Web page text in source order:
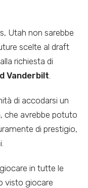
Utah non sarebbe
scelte al draft
richiesta di
Vanderbilt.
di accodarsi un
che avrebbe potuto
di prestigio,
in tutte le
visto giocare